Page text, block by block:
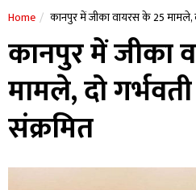
Home कानपुर में जीका वायरस के 25 मामले,
कानपुर में जीका
मामले, दो
संक्रमित